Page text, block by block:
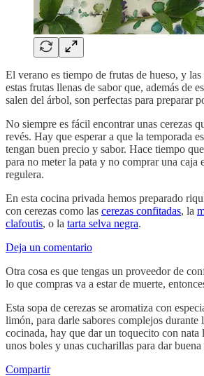
El verano es tiempo de frutas de hueso, y las
estas frutas llenas de sabor que, además de
salen del árbol, son perfectas para preparar
No siempre es fácil encontrar unas cerezas
revés. Hay que esperar a que la temporada
tengan buen precio y sabor. Hace tiempo
para no meter la pata y no comprar una caja
regulera.
En esta cocina privada hemos preparado
con cerezas como las cerezas confitadas, la
clafoutis, o la tarta selva negra.
Deja un comentario
Otra cosa es que tengas un proveedor de
lo que compras va a estar de muerte,
Esta sopa de cerezas se aromatiza con
limón, para darle sabores complejos
cocinada, hay que dar un toquecito con
unos boles y unas cucharillas para dar buena
Compartir